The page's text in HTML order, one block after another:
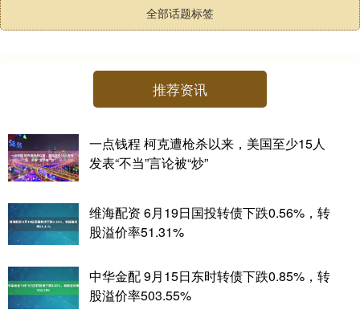
全部话题标签
推荐资讯
一点钱程 柯克遭枪杀以来，美国至少15人
发表“不当”言论被“炒”
维海配资 6月19日国投转债下跌0.56%，转
股溢价率51.31%
中华金配 9月15日东时转债下跌0.85%，转
股溢价率503.55%